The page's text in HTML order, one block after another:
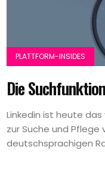
PLATTFORM-INSIDES
Die
Linkedin ist heute
zur Suche und
deutschsprachigen